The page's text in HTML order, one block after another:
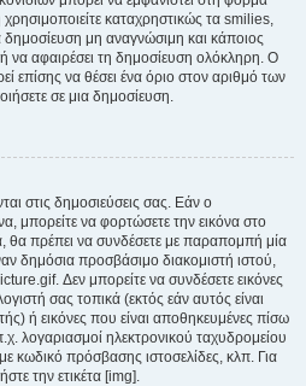
καταχρηστικώς τα smilies,
μη αναγνώσιμη και κάποιος
ή να αφαιρέσει τη δημοσίευση ολόκληρη. Ο
επίσης να θέσει ένα όριο στον αριθμό των
σε μια δημοσίευση.
στις δημοσιεύσεις σας. Εάν ο
μπορείτε να φορτώσετε την εικόνα στο
θα πρέπει να συνδέσετε με παραπομπή μία
δημόσια προσβάσιμο διακομιστή ιστού,
Δεν μπορείτε να συνδέσετε εικόνες
σας τοπικά (εκτός εάν αυτός είναι
ή εικόνες που είναι αποθηκευμένες πίσω
λογαριασμοί ηλεκτρονικού ταχυδρομείου
κωδικό πρόσβασης ιστοσελίδες, κλπ. Για
την ετικέτα [img].